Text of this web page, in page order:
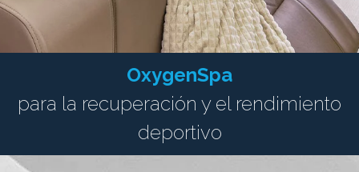
OxygenSpa
para la recuperación y el rendimiento
deportivo